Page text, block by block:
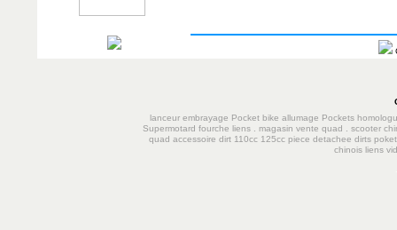
lanceur embrayage Pocket bike allumage Pockets
Supermotard fourche liens magasin vente quad
scooter
quad accessoire dirt 110cc 125cc piece detachee dirts
chinois liens